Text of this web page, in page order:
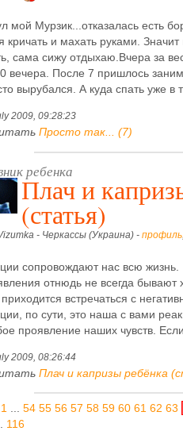
мой Мурзик...отказалась есть
кричать и махать руками.
сама сижу отдыхаю.Вчера за
вечера. После 7 пришлось
вырубался. А куда спать уже в
2009, 09:28:23
Просто так... (7)
ребенка
Плач и
(статья)
- Черкассы (Украина) - профиль
сопровождают нас всю
отнюдь не всегда
встречаться с
по сути, это наша с вами
проявление наших чувств.
2009, 08:26:44
Плач и капризы ребёнка
1 54 55 56 57 58 59 60 61 62 63
116